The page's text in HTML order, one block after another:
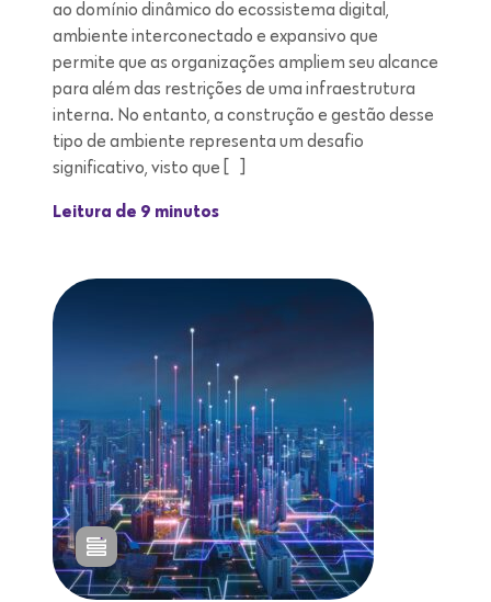
ao domínio dinâmico do ecossistema digital,
ambiente interconectado e expansivo que
permite que as organizações ampliem seu alcance
para além das restrições de uma infraestrutura
interna. No entanto, a construção e gestão desse
tipo de ambiente representa um desafio
significativo, visto que […]
Leitura de 9 minutos